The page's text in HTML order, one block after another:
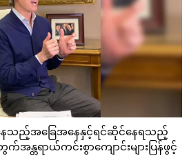
ေသည့်အခြေအနေနှင့်ရင်ဆိုင်နေရသည့်
န္တရာယ်ကင်းစွာကျောင်းများပြန်ဖွင့်